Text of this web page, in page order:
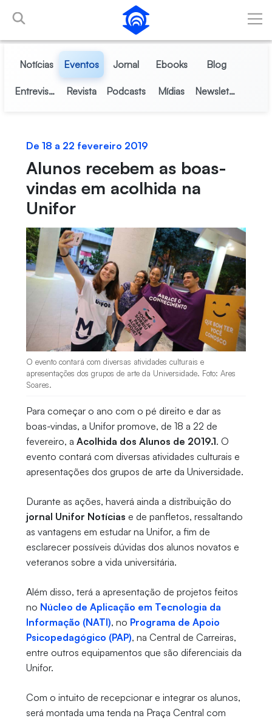
Pular para o Conteúdo principal
Notícias Eventos Jornal Ebooks Blog
Entrevistas Revista Podcasts Mídias Newsletter
De 18 a 22 fevereiro 2019
Alunos recebem as boas-
vindas em acolhida na
Unifor
O evento contará com diversas atividades culturais e
apresentações dos grupos de arte da Universidade. Foto: Ares
Soares.
Para começar o ano com o pé direito e dar as
boas-vindas, a Unifor promove, de 18 a 22 de
fevereiro, a Acolhida dos Alunos de 2019.1. O
evento contará com diversas atividades culturais e
apresentações dos grupos de arte da Universidade.
Durante as ações, haverá ainda a distribuição do
jornal Unifor Notícias e de panfletos, ressaltando
as vantagens em estudar na Unifor, a fim de
esclarecer possíveis dúvidas dos alunos novatos e
veteranos sobre a vida universitária.
Além disso, terá a apresentação de projetos feitos
no Núcleo de Aplicação em Tecnologia da
Informação (NATI), no Programa de Apoio
Psicopedagógico (PAP), na Central de Carreiras,
entre outros equipamentos que são diferenciais da
Unifor.
Com o intuito de recepcionar e integrar os alunos,
será montada uma tenda na Praça Central com